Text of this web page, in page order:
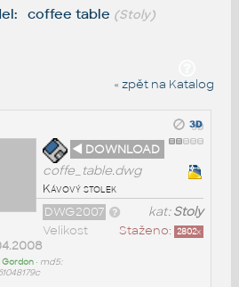
coffee table (Stoly)
« zpět na Katalog
◄ DOWNLOAD
coffe_table.dwg
Kávový stolek
kat:Stoly
DWG2007
Staženo: 2802x
Velikost
Gordon• md5: